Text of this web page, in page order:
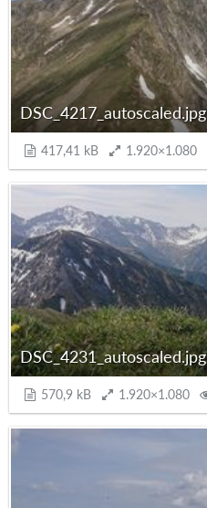
DSC_4217_autoscaled.jpg
417,41 kB 1.920×1.080
DSC_4231_autoscaled.jpg
570,9 kB 1.920×1.080